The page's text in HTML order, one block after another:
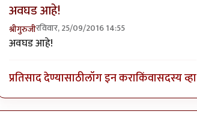
अवघड आहे!
श्रीगुरुजीरविवार, 25/09/2016 14:55
In reply to
अवघड आहे!
प्रतिसाद देण्यासाठीलॉग इन कराकिंवासदस्य व्हा